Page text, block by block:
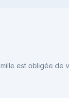
est obligée